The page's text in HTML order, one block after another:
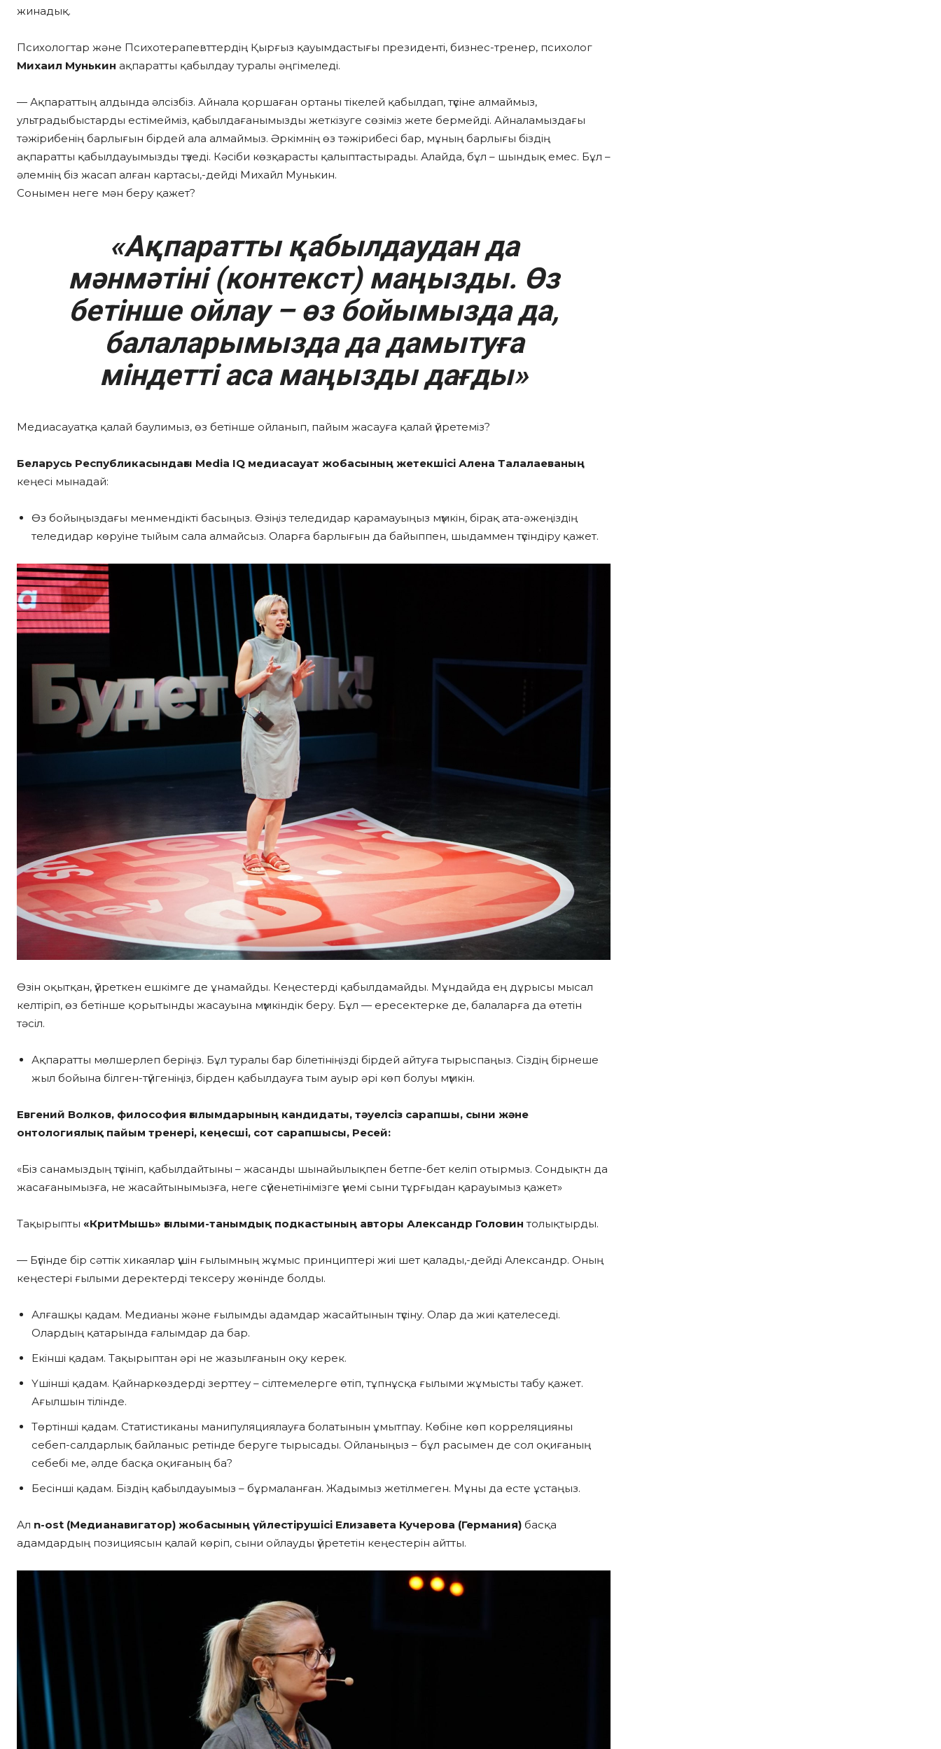
жинадық.
Психологтар және Психотерапевттердің Қырғыз қауымдастығы президенті, бизнес-тренер, психолог
Михаил Мунькин ақпаратты қабылдау туралы әңгімеледі.
— Ақпараттың алдында әлсізбіз. Айнала қоршаған ортаны тікелей қабылдап, түсіне алмаймыз,
ультрадыбыстарды естімейміз, қабылдағанымызды жеткізуге сөзіміз жете бермейді. Айналамыздағы
тәжірибенің барлығын бірдей ала алмаймыз. Әркімнің өз тәжірибесі бар, мұның барлығы біздің
ақпаратты қабылдауымызды түзеді. Кәсіби көзқарасты қалыптастырады. Алайда, бұл – шындық емес. Бұл –
әлемнің біз жасап алған картасы,-дейді Михайл Мунькин.
Сонымен неге мән беру қажет?
«Ақпаратты қабылдаудан да
мәнмәтіні (контекст) маңызды. Өз
бетінше ойлау – өз бойымызда да,
балаларымызда да дамытуға
міндетті аса маңызды дағды»
Медиасауатқа қалай баулимыз, өз бетінше ойланып, пайым жасауға қалай үйретеміз?
Беларусь Республикасындағы Media IQ медиасауат жобасының жетекшісі Алена Талалаеваның
кеңесі мынадай:
Өз бойыңыздағы менмендікті басыңыз. Өзіңіз теледидар қарамауыңыз мүмкін, бірақ ата-әжеңіздің
теледидар көруіне тыйым сала алмайсыз. Оларға барлығын да байыппен, шыдаммен түсіндіру қажет.
Өзін оқытқан, үйреткен ешкімге де ұнамайды. Кеңестерді қабылдамайды. Мұндайда ең дұрысы мысал
келтіріп, өз бетінше қорытынды жасауына мүмкіндік беру. Бұл — ересектерке де, балаларға да өтетін
тәсіл.
Ақпаратты мөлшерлеп беріңіз. Бұл туралы бар білетініңізді бірдей айтуға тырыспаңыз. Сіздің бірнеше
жыл бойына білген-түйгеніңіз, бірден қабылдауға тым ауыр әрі көп болуы мүмкін.
Евгений Волков, философия ғылымдарының кандидаты, тәуелсіз сарапшы, сыни және
онтологиялық пайым тренері, кеңесші, сот сарапшысы, Ресей:
«Біз санамыздың түсініп, қабылдайтыны – жасанды шынайылықпен бетпе-бет келіп отырмыз. Сондықтн да
жасағанымызға, не жасайтынымызға, неге сүйенетінімізге үнемі сыни тұрғыдан қарауымыз қажет»
Тақырыпты «КритМышь» ғылыми-танымдық подкастының авторы Александр Головин толықтырды.
— Бүгінде бір сәттік хикаялар үшін ғылымның жұмыс принциптері жиі шет қалады,-дейді Александр. Оның
кеңестері ғылыми деректерді тексеру жөнінде болды.
Алғашқы қадам. Медианы және ғылымды адамдар жасайтынын түсіну. Олар да жиі қателеседі.
Олардың қатарында ғалымдар да бар.
Екінші қадам. Тақырыптан әрі не жазылғанын оқу керек.
Үшінші қадам. Қайнаркөздерді зерттеу – сілтемелерге өтіп, тұпнұсқа ғылыми жұмысты табу қажет.
Ағылшын тілінде.
Төртінші қадам. Статистиканы манипуляциялауға болатынын ұмытпау. Көбіне көп корреляцияны
себеп-салдарлық байланыс ретінде беруге тырысады. Ойланыңыз – бұл расымен де сол оқиғаның
себебі ме, әлде басқа оқиғаның ба?
Бесінші қадам. Біздің қабылдауымыз – бұрмаланған. Жадымыз жетілмеген. Мұны да есте ұстаңыз.
Ал n-ost (Медианавигатор) жобасының үйлестірушісі Елизавета Кучерова (Германия) басқа
адамдардың позициясын қалай көріп, сыни ойлауды үйрететін кеңестерін айтты.